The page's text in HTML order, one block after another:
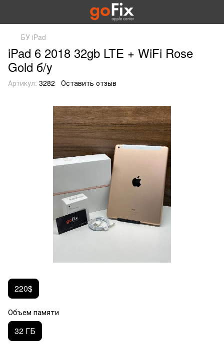
БУ iPad
iPad 6 2018 32gb LTE + WiFi Rose
Gold б/у
Артикул: 3282 Оставить отзыв
220$
Объем памяти
32 ГБ